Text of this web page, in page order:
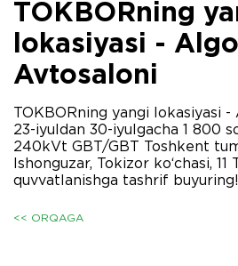
TOKBORning
lokasiyasi -
Avtosaloni
TOKBORning yangi lokasiyasi
23-iyuldan 30-iyulgacha 1 800
240kVt GBT/GBT Toshkent
Ishonguzar, Tokizor ko‘chasi, 11
quvvatlanishga tashrif buyuring!
<< ORQAGA